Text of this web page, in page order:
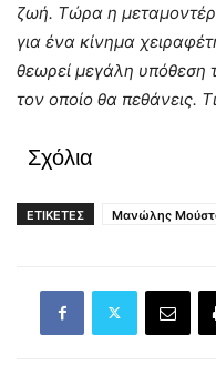
ζωή. Τώρα η
για ένα κίνημα
θεωρεί μεγάλη υπόθεση
τον οποίο θα πεθάνεις.
Σχόλια
ΕΤΙΚΕΤΕΣ Μανώλης